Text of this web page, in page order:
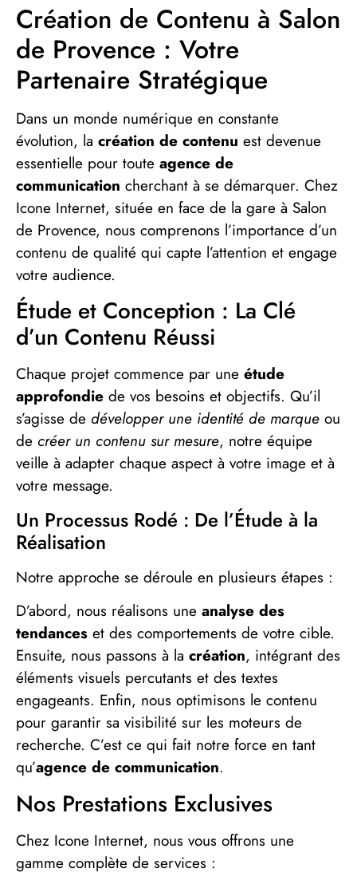
Création de Contenu à Salon
de Provence : Votre
Partenaire Stratégique
Dans un monde numérique en constante
évolution, la création de contenu est devenue
essentielle pour toute agence de
communication cherchant à se démarquer. Chez
Icone Internet, située en face de la gare à Salon
de Provence, nous comprenons l’importance d’un
contenu de qualité qui capte l’attention et engage
votre audience.
Étude et Conception : La Clé
d’un Contenu Réussi
Chaque projet commence par une étude
approfondie de vos besoins et objectifs. Qu’il
s’agisse de développer une identité de marque ou
de créer un contenu sur mesure, notre équipe
veille à adapter chaque aspect à votre image et à
votre message.
Un Processus Rodé : De l’Étude à la
Réalisation
Notre approche se déroule en plusieurs étapes :
D’abord, nous réalisons une analyse des
tendances et des comportements de votre cible.
Ensuite, nous passons à la création, intégrant des
éléments visuels percutants et des textes
engageants. Enfin, nous optimisons le contenu
pour garantir sa visibilité sur les moteurs de
recherche. C’est ce qui fait notre force en tant
qu’agence de communication.
Nos Prestations Exclusives
Chez Icone Internet, nous vous offrons une
gamme complète de services :